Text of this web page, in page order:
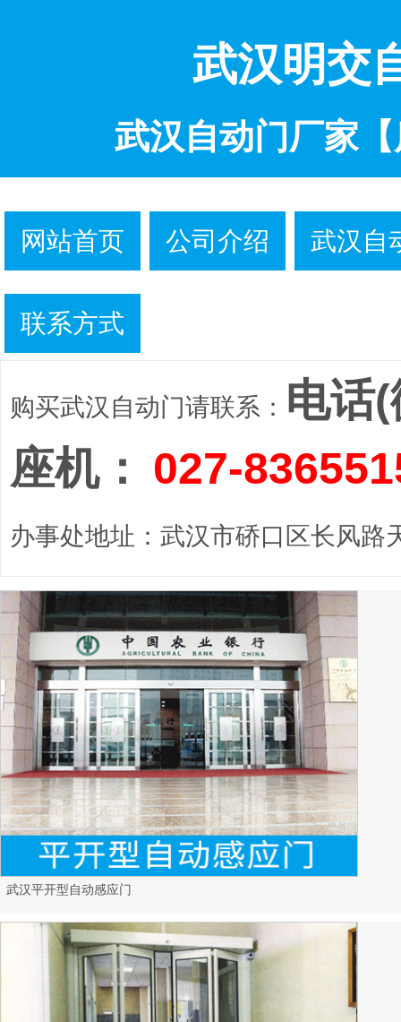
武汉明交
武汉自动门厂家
网站首页 公司介绍 武汉自
联系方式
购买武汉自动门请联系： 电话
座机： 027-
办事处地址：武汉市硚口区长风路
武汉平开型自动感应门